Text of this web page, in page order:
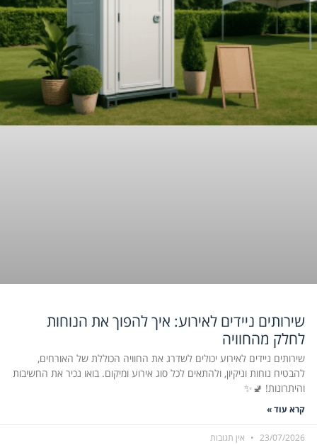
שירותים ניידים לאירוע: איך להפוך את הנוחות
לחלק מהחוויה
שירותים ניידים לאירוע יכולים לשדרג את החוויה הכוללת של האורחים,
להבטיח נוחות וניקיון, ולהתאים לכל סוג אירוע ומיקום. בואו נכיר את החשיבות
והיתרונות! 🚽✨
קרא עוד »
23/07/2026 אין תגובות